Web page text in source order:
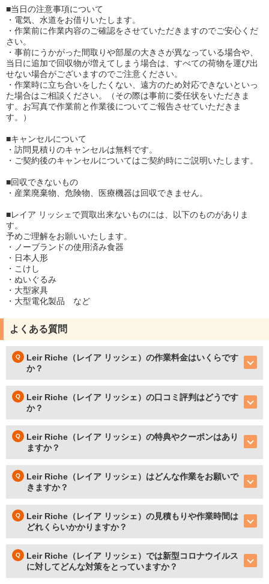
■当日の注意事項について
・電気、水道をお借りいたします。
・作業前に作業内容のご確認をさせていただきますのでご安心くだ
さい。
・事前にうかがった間取りや部屋の大きさが異なっている場合や、
当日に追加で回収物が増えてしまう場合は、すべての荷物を運び出
せない場合がございますのでご注意ください。
・作業時に立ち合いをしたくない、遠方のため対応できないといっ
た場合はご相談ください。（その際は事前に委任状をいただきま
す。お写真で作業前と作業後についてご報告させていただきま
す。）
■キャンセルについて
・訪問見積りのキャンセルは無料です。
・ご契約後のキャンセルについてはご契約時にご説明いたします。
■回収できないもの
・産業廃棄物、危険物、医療機器は回収できません。
■レイア リッシェで買取出来ないものには、以下のものがありま
す。
予めご理解をお願いいたします。
・ノーブランドの使用済み食器
・日本人形
・こけし
・ぬいぐるみ
・大型家具
・大型電化製品 など
よくある質問
Leir Riche（レイア リッシェ）の作業料金はいくらです
か？
Leir Riche（レイア リッシェ）の口コミ評判はどうです
か？
Leir Riche（レイア リッシェ）の特典やクーポンはあり
ますか？
Leir Riche（レイア リッシェ）はどんな作業をお願いで
きますか？
Leir Riche（レイア リッシェ）の見積もりや作業時間は
どれくらいかかりますか？
Leir Riche（レイア リッシェ）では新型コロナウイルス
に対してどんな対策をとっていますか？